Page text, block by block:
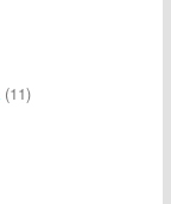
(11)